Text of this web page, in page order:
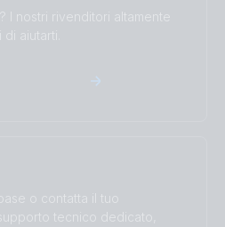
30A(360W) Isolated (right)
30A(360W) Isolated (top)
I nostri rivenditori altamente
aiutarti.
o contatta il tuo
tecnico dedicato,